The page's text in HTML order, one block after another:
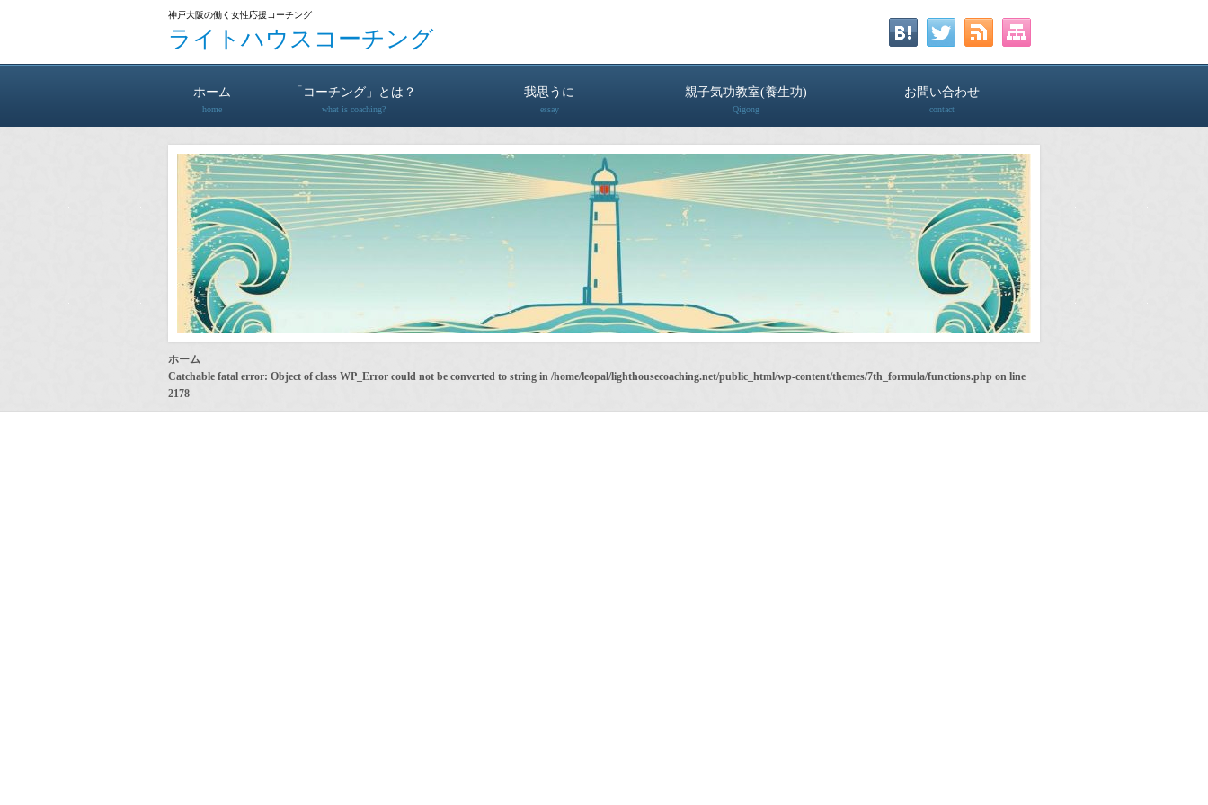
神戸大阪の働く女性応援コーチング
ライトハウスコーチング
ホーム
home
「コーチング」とは？
what is coaching?
我思うに
essay
親子気功教室(養生功)
Qigong
お問い合わせ
contact
ホーム
Catchable fatal error: Object of class WP_Error could not be converted to string in /home/leopal/lighthousecoaching.net/public_html/wp-content/themes/7th_formula/functions.php on line
2178